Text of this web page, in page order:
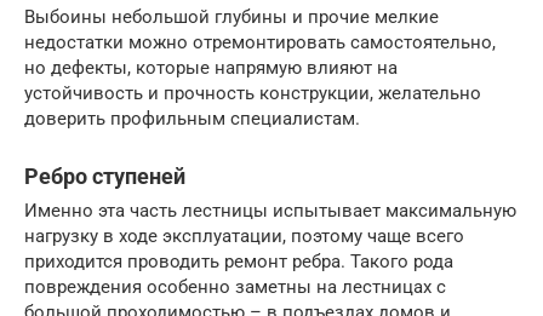
Выбоины небольшой глубины и прочие мелкие
недостатки можно отремонтировать самостоятельно,
но дефекты, которые напрямую влияют на
устойчивость и прочность конструкции, желательно
доверить профильным специалистам.
Ребро ступеней
Именно эта часть лестницы испытывает максимальную
нагрузку в ходе эксплуатации, поэтому чаще всего
приходится проводить ремонт ребра. Такого рода
повреждения особенно заметны на лестницах с